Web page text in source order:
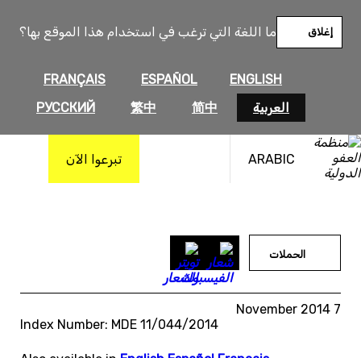
ما اللغة التي ترغب في استخدام هذا الموقع بها؟
ENGLISH
ESPAÑOL
FRANÇAIS
العربية
简中
繁中
РУССКИЙ
إغلاق
ARABIC تبرعوا الآن
المحتوى
الحملات
7 November 2014
Index Number: MDE 11/044/2014